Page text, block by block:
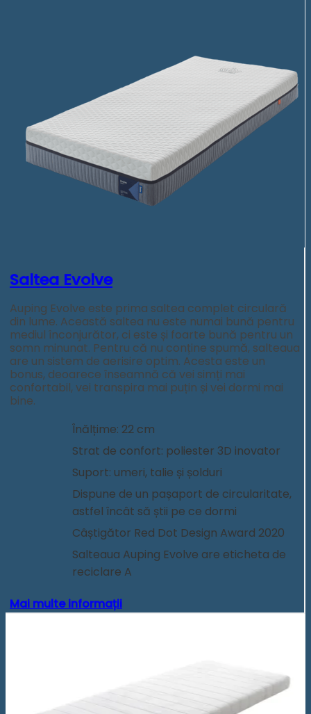
Saltea Evolve
Auping Evolve este prima saltea complet circulară
din lume. Această saltea nu este numai bună pentru
mediul înconjurător, ci este și foarte bună pentru un
somn minunat. Pentru că nu conține spumă, salteaua
are un sistem de aerisire optim. Acesta este un
bonus, deoarece înseamnă că vei simți mai
confortabil, vei transpira mai puțin și vei dormi mai
bine.
Înălțime: 22 cm
Strat de confort: poliester 3D inovator
Suport: umeri, talie și șolduri
Dispune de un pașaport de circularitate,
astfel încât să știi pe ce dormi
Câștigător Red Dot Design Award 2020
Salteaua Auping Evolve are eticheta de
reciclare A
Mai multe informații